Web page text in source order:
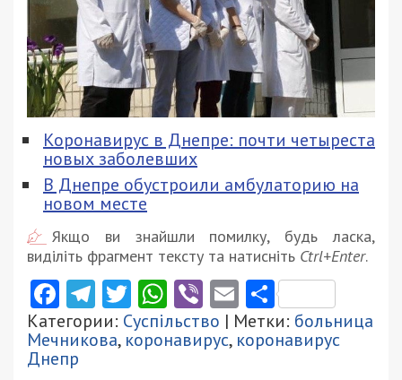
Коронавирус в Днепре: почти четыреста
новых заболевших
В Днепре обустроили амбулаторию на
новом месте
Якщо ви знайшли помилку, будь ласка,
виділіть фрагмент тексту та натисніть Ctrl+Enter.
Facebook
Telegram
Twitter
WhatsApp
ViberEmail
Категории: Суспільство | Метки: больница
Мечникова, коронавирус, коронавирус
Днепр